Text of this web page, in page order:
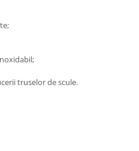
truselor de scule.